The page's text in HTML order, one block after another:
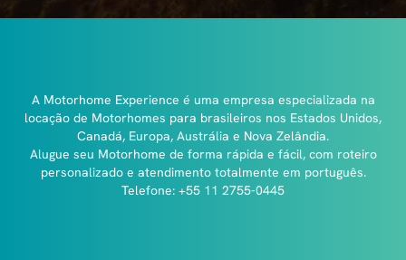
A Motorhome Experience é uma empresa especializada na
locação de Motorhomes para brasileiros nos Estados Unidos,
Canadá, Europa, Austrália e Nova Zelândia.
Alugue seu Motorhome de forma rápida e fácil, com roteiro
personalizado e atendimento totalmente em português.
Telefone: +55 11 2755-0445